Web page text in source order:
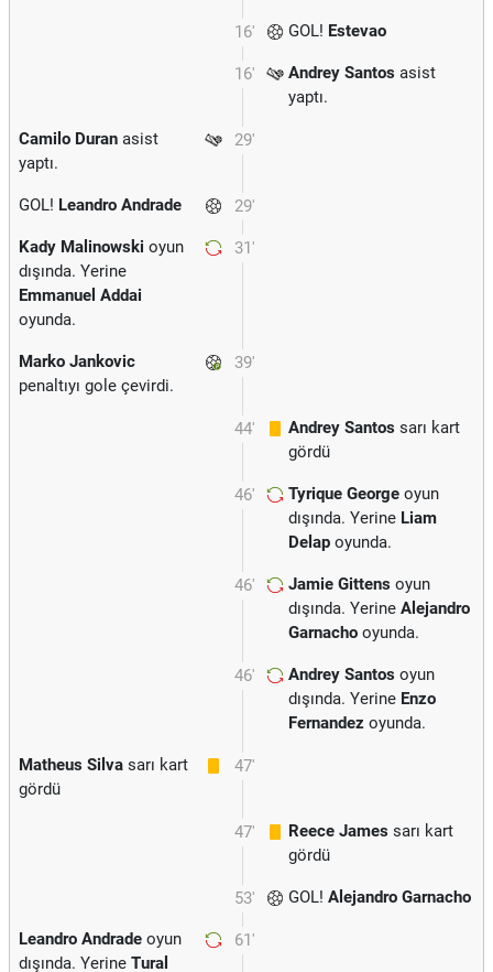
16' GOL! Estevao
16' Andrey Santos asist
yaptı.
29'
Camilo Duran asist
yaptı.
29'
GOL! Leandro Andrade
31'
Kady Malinowski oyun
dışında. Yerine
Emmanuel Addai
oyunda.
39'
Marko Jankovic
penaltıyı gole çevirdi.
44' Andrey Santos sarı kart
gördü
46' Tyrique George oyun
dışında. Yerine Liam
Delap oyunda.
46' Jamie Gittens oyun
dışında. Yerine Alejandro
Garnacho oyunda.
46' Andrey Santos oyun
dışında. Yerine Enzo
Fernandez oyunda.
47'
Matheus Silva sarı kart
gördü
47' Reece James sarı kart
gördü
53' GOL! Alejandro Garnacho
61'
Leandro Andrade oyun
dışında. Yerine Tural